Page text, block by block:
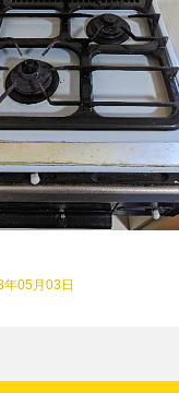
年05月03日